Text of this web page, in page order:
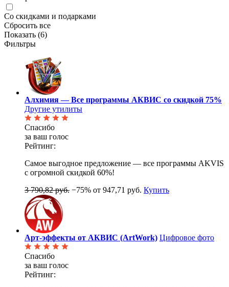
Со скидками и подарками
Сбросить все
Показать (6)
Фильтры
Алхимия — Все программы АКВИС со скидкой 75%
Другие утилиты
Спасибо
за ваш голос
Рейтинг:
Самое выгодное предложение — все программы AKVIS
с огромной скидкой 60%!
3 790,82 руб. −75% от 947,71 руб. Купить
Арт-эффекты от АКВИС (ArtWork) Цифровое фото
Спасибо
за ваш голос
Рейтинг: